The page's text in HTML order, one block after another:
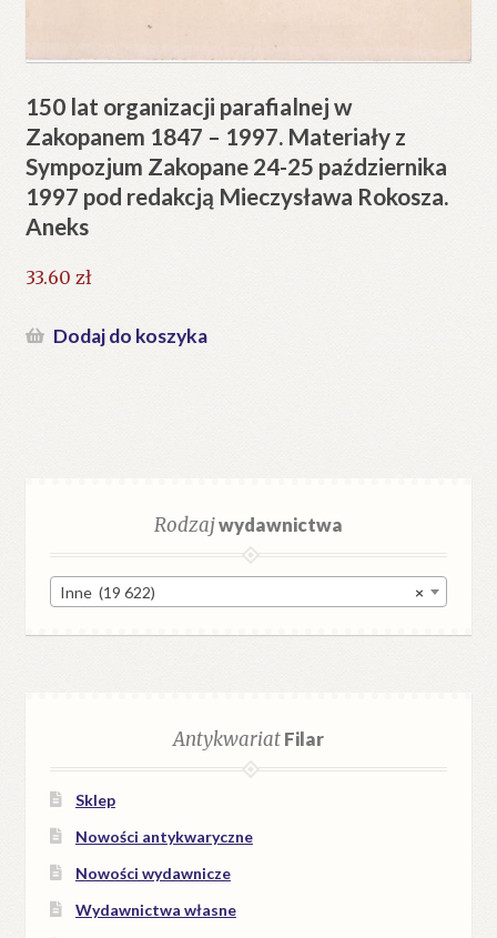
150 lat organizacji parafialnej w
Zakopanem 1847 – 1997. Materiały z
Sympozjum Zakopane 24-25 października
1997 pod redakcją Mieczysława Rokosza.
Aneks
33.60 zł
Dodaj do koszyka
Rodzajwydawnictwa
×
Inne (19 622)
AntykwariatFilar
Sklep
Nowości antykwaryczne
Nowości wydawnicze
Wydawnictwa własne